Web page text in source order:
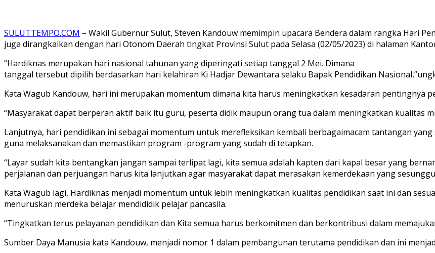
SULUTTEMPO.COM – Wakil Gubernur Sulut, Steven Kandouw memimpin upacara Bendera dalam rangka Hari
juga dirangkaikan dengan hari Otonom Daerah tingkat Provinsi Sulut pada Selasa (02/05/2023) di halaman
“Hardiknas merupakan hari nasional tahunan yang diperingati setiap tanggal 2 Mei. Dimana
tanggal tersebut dipilih berdasarkan hari kelahiran Ki Hadjar Dewantara selaku Bapak Pendidikan
Kata Wagub Kandouw, hari ini merupakan momentum dimana kita harus meningkatkan kesadaran pentingnya
“Masyarakat dapat berperan aktif baik itu guru, peserta didik maupun orang tua dalam meningkatkan kualitas
Lanjutnya, hari pendidikan ini sebagai momentum untuk merefleksikan kembali berbagaimacam tantangan
guna melaksanakan dan memastikan program -program yang sudah di tetapkan.
“Layar sudah kita bentangkan jangan sampai terlipat lagi, kita semua adalah kapten dari kapal besar yang
perjalanan dan perjuangan harus kita lanjutkan agar masyarakat dapat merasakan kemerdekaan yang
Kata Wagub lagi, Hardiknas menjadi momentum untuk lebih meningkatkan kualitas pendidikan saat ini dan
menuruskan merdeka belajar mendididik pelajar pancasila.
“Tingkatkan terus pelayanan pendidikan dan Kita semua harus berkomitmen dan berkontribusi dalam
Sumber Daya Manusia kata Kandouw, menjadi nomor 1 dalam pembangunan terutama pendidikan dan ini